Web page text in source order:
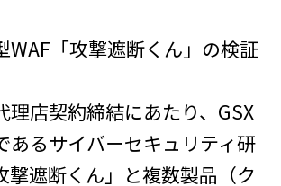
「攻撃遮断くん」の検証
理店契約締結にあたり、GSX
あるサイバーセキュリティ研
撃遮断くん」と複数製品（ク